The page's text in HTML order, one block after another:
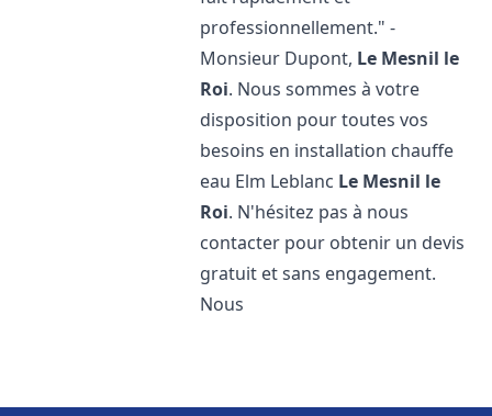
professionnellement." -
Monsieur Dupont, Le Mesnil le
Roi. Nous sommes à votre
disposition pour toutes vos
besoins en installation chauffe
eau Elm Leblanc Le Mesnil le
Roi. N'hésitez pas à nous
contacter pour obtenir un devis
gratuit et sans engagement.
Nous